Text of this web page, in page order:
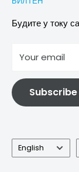
Images &
Политика
Услови
Информације о
Будите у току
Your email
Subscribe
Language
English